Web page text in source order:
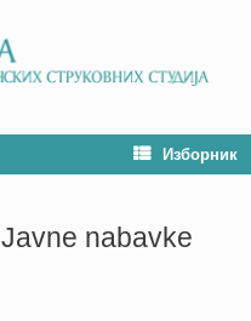
Изборник
Javne nabavke